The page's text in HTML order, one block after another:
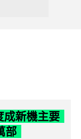
成新機主要
部